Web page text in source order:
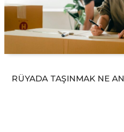
RÜYADA TAŞINMAK NE